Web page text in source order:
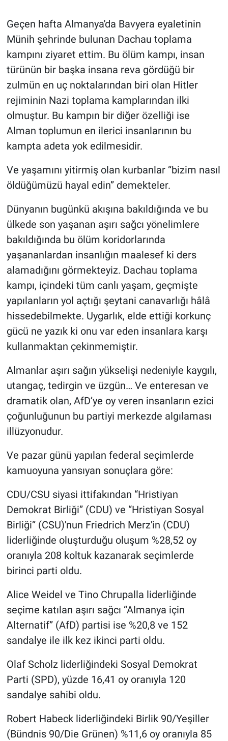
Geçen hafta Almanya'da Bavyera eyaletinin
Münih şehrinde bulunan Dachau toplama
kampını ziyaret ettim. Bu ölüm kampı, insan
türünün bir başka insana reva gördüğü bir
zulmün en uç noktalarından biri olan Hitler
rejiminin Nazi toplama kamplarından ilki
olmuştur. Bu kampın bir diğer özelliği ise
Alman toplumun en ilerici insanlarının bu
kampta adeta yok edilmesidir.
Ve yaşamını yitirmiş olan kurbanlar “bizim nasıl
öldüğümüzü hayal edin” demekteler.
Dünyanın bugünkü akışına bakıldığında ve bu
ülkede son yaşanan aşırı sağcı yönelimlere
bakıldığında bu ölüm koridorlarında
yaşananlardan insanlığın maalesef ki ders
alamadığını görmekteyiz. Dachau toplama
kampı, içindeki tüm canlı yaşam, geçmişte
yapılanların yol açtığı şeytani canavarlığı hâlâ
hissedebilmekte. Uygarlık, elde ettiği korkunç
gücü ne yazık ki onu var eden insanlara karşı
kullanmaktan çekinmemiştir.
Almanlar aşırı sağın yükselişi nedeniyle kaygılı,
utangaç, tedirgin ve üzgün… Ve enteresan ve
dramatik olan, AfD’ye oy veren insanların ezici
çoğunluğunun bu partiyi merkezde algılaması
illüzyonudur.
Ve pazar günü yapılan federal seçimlerde
kamuoyuna yansıyan sonuçlara göre:
CDU/CSU siyasi ittifakından “Hristiyan
Demokrat Birliği” (CDU) ve “Hristiyan Sosyal
Birliği” (CSU)'nun Friedrich Merz'in (CDU)
liderliğinde oluşturduğu oluşum %28,52 oy
oranıyla 208 koltuk kazanarak seçimlerde
birinci parti oldu.
Alice Weidel ve Tino Chrupalla liderliğinde
seçime katılan aşırı sağcı “Almanya için
Alternatif” (AfD) partisi ise %20,8 ve 152
sandalye ile ilk kez ikinci parti oldu.
Olaf Scholz liderliğindeki Sosyal Demokrat
Parti (SPD), yüzde 16,41 oy oranıyla 120
sandalye sahibi oldu.
Robert Habeck liderliğindeki Birlik 90/Yeşiller
(Bündnis 90/Die Grünen) %11,6 oy oranıyla 85
Günün görüntüsü
Haber
İlan
Kimdir
Koronavirüs
Kültür Sanat
Ne demişti
Popüler
Programlar
Sağlık
Spor
Teknoloji
Türkiye'nin Gündemi
Yerel Gündem
Yerel Yaşam
Canlı Yayın